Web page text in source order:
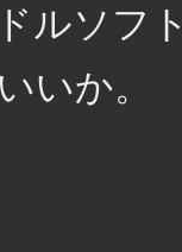
ルソフ
いか。